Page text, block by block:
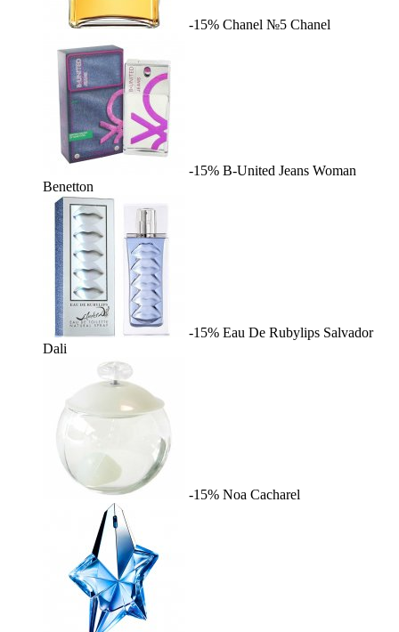
-15% Chanel №5 Chanel
-15% B-United Jeans Woman
Benetton
-15% Eau De Rubylips Salvador
Dali
-15% Noa Cacharel